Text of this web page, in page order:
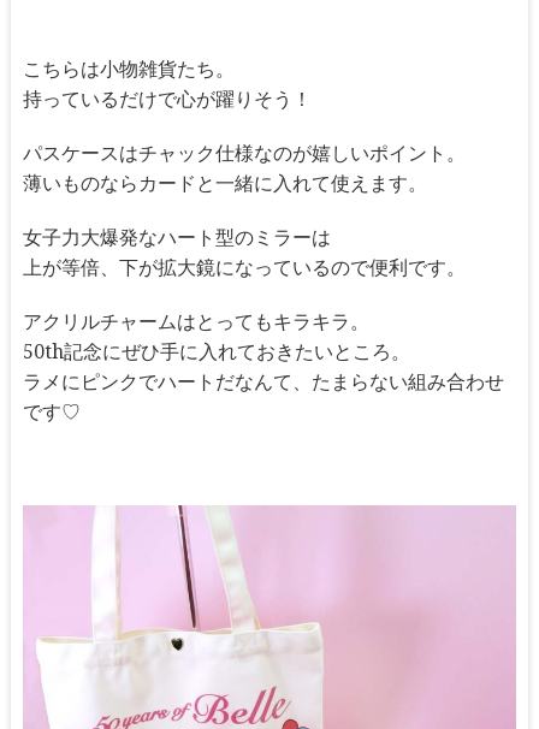
こちらは小物雑貨たち。
持っているだけで心が躍りそう！
パスケースはチャック仕様なのが嬉しいポイント。
薄いものならカードと一緒に入れて使えます。
女子力大爆発なハート型のミラーは
上が等倍、下が拡大鏡になっているので便利です。
アクリルチャームはとってもキラキラ。
50th記念にぜひ手に入れておきたいところ。
ラメにピンクでハートだなんて、たまらない組み合わせ
です♡